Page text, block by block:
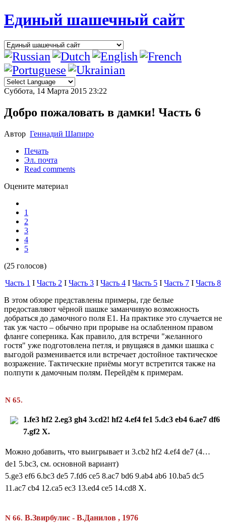
Единый шашечный сайт
Суббота, 14 Марта 2015 23:22
Добро пожаловать в дамки! Часть 6
Автор Геннадий Шапиро
Печать
Эл. почта
Read comments
Оцените материал
1
2
3
4
5
(25 голосов)
Часть 1 I Часть 2 I Часть 3 I Часть 4 I Часть 5 I Часть 7 I Часть 8
В этом обзоре представлены примеры, где белые
предоставляют чёрной шашке заманчивую возможность
добраться до дамочного поля E1. На практике это случается не
так уж часто – обычно при прорыве на ослабленном правом
фланге соперника. Как правило, для встречи "желанного
гостя" уже подготовлена петля, и рвущаяся в дамки шашка с
выгодой разменивается или встречает достойное тактическое
возражение. Тактические приёмы могут встретится также на
полпути к дамочным полям. Перейдём к примерам.
N 65.
1.fe3 hf2 2.eg3 gh4 3.cd2! hf2 4.ef4 fe1 5.dc3 eb4 6.ae7 df6
7.gf2 X.
Можно добавить, что выигрывает и 3.cb2 hf2 4.ef4 de7 (4…
de1 5.bc3, см. основной вариант)
5.ge3 ef6 6.bc3 de5 7.fd6 ce5 8.ac7 bd6 9.ab4 ab6 10.ba5 dc5
11.ac7 cb4 12.ca5 ec3 13.ed4 ce5 14.сd8 X.
N 66. В.Звирбулис - В.Данилов , 1976